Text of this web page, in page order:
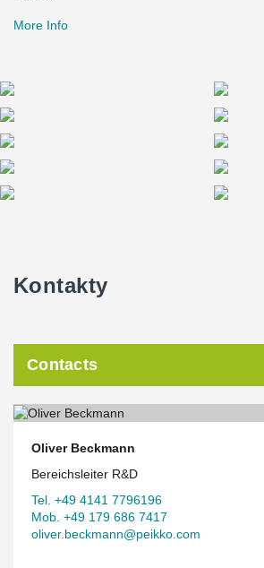
More Info
Kontakty
Contacts
Oliver Beckmann
Bereichsleiter R&D
Tel. +49 4141 7796196
Mob. +49 179 686 7417
oliver.beckmann@peikko.com